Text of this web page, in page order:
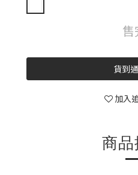
售
貨到
加入
商品